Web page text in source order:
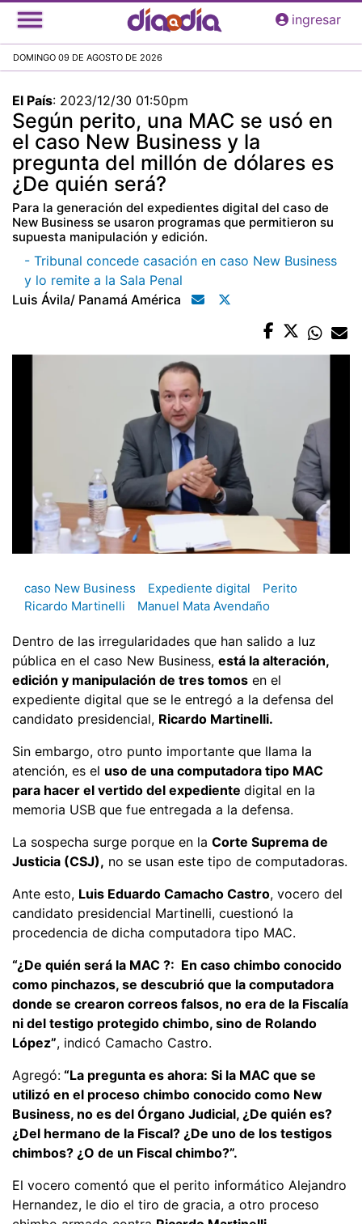
Pasar
al
principal
ingresar
DOMINGO 09 DE AGOSTO DE 2026
El País: 2023/12/30 01:50pm
Según perito, una MAC se usó en
el caso New Business y la
pregunta del millón de dólares es
¿De quién será?
Para la generación del expedientes digital del caso de
New Business se usaron programas que permitieron su
supuesta manipulación y edición.
- Tribunal concede casación en caso New Business
y lo remite a la Sala Penal
Luis Ávila/ Panamá América
caso New Business Expediente digital
Perito
Ricardo Martinelli
Manuel Mata Avendaño
Dentro de las irregularidades que han salido a luz
pública en el caso New Business, está la alteración,
edición y manipulación de tres tomos en el
expediente digital que se le entregó a la defensa del
candidato presidencial, Ricardo Martinelli.
Sin embargo, otro punto importante que llama la
atención, es el uso de una computadora tipo MAC
para hacer el vertido del expediente digital en la
memoria USB que fue entregada a la defensa.
La sospecha surge porque en la Corte Suprema de
Justicia (CSJ), no se usan este tipo de computadoras.
Ante esto, Luis Eduardo Camacho Castro, vocero del
candidato presidencial Martinelli, cuestionó la
procedencia de dicha computadora tipo MAC.
“¿De quién será la MAC ?: En caso chimbo conocido
como pinchazos, se descubrió que la computadora
donde se crearon correos falsos, no era de la Fiscalía
ni del testigo protegido chimbo, sino de Rolando
López”, indicó Camacho Castro.
Agregó: “La pregunta es ahora: Si la MAC que se
utilizó en el proceso chimbo conocido como New
Business, no es del Órgano Judicial, ¿De quién es?
¿Del hermano de la Fiscal? ¿De uno de los testigos
chimbos? ¿O de un Fiscal chimbo?”.
El vocero comentó que el perito informático Alejandro
Hernandez, le dio el tiro de gracia, a otro proceso